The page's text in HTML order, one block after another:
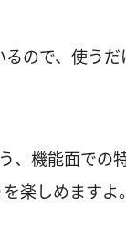
ので、使う
、機能面での
楽しめますよ。